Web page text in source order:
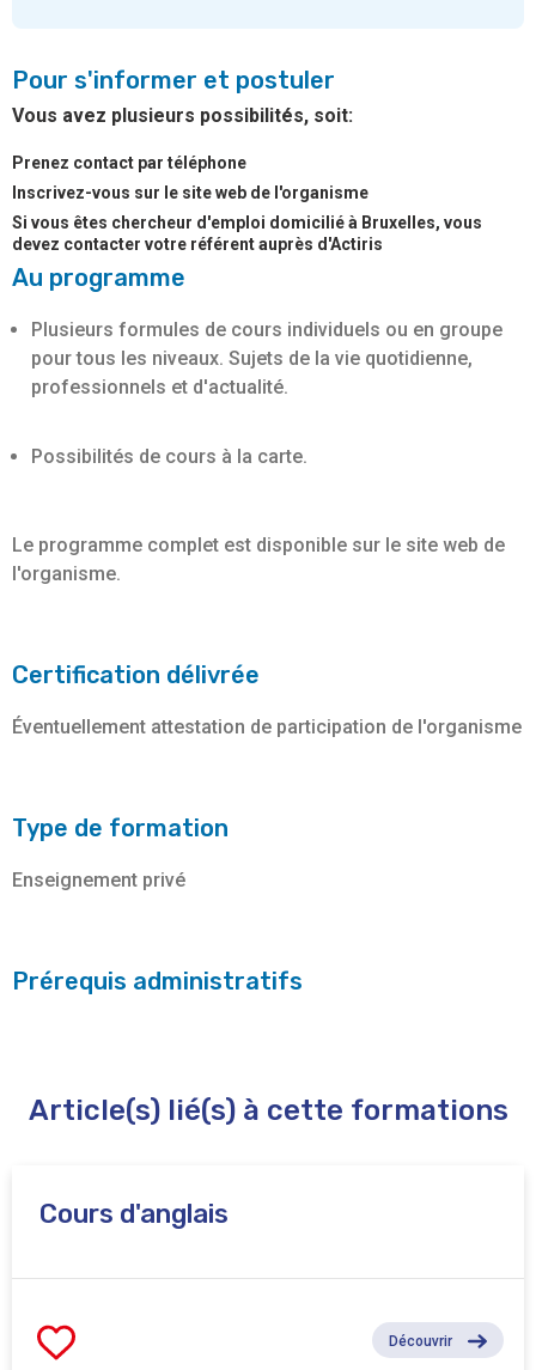
Au programme
Plusieurs formules de cours individuels ou en groupe
pour tous les niveaux. Sujets de la vie quotidienne,
professionnels et d'actualité.
Possibilités de cours à la carte.
Le programme complet est disponible sur le site web de
l'organisme.
Certification délivrée
Éventuellement attestation de participation de l'organisme
Type de formation
Enseignement privé
Prérequis administratifs
Pour s'informer et postuler
Vous avez plusieurs possibilités, soit:
Prenez contact par téléphone
Inscrivez-vous sur le site web de l'organisme
Si vous êtes chercheur d'emploi domicilié à Bruxelles, vous
devez contacter votre référent auprès d'Actiris
Article(s) lié(s) à cette formations
Cours d'anglais
Découvrir